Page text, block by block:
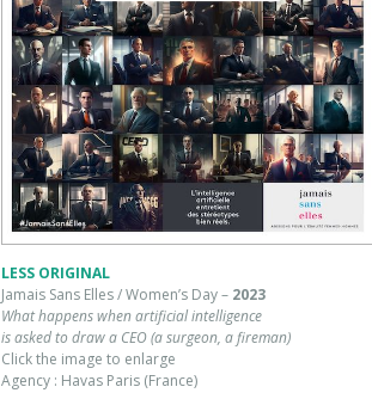
LESS ORIGINAL
Jamais Sans Elles / Women’s Day – 2023
What happens when artificialintelligence
is asked to draw a CEO (a surgeon, a fireman)
Click the image to enlarge
Agency : Havas Paris (France)